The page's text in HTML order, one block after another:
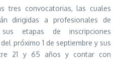
tres convocatorias, las cuales
dirigidas a profesionales de
etapas de inscripciones
próximo 1 de septiembre y sus
21 y 65 años y contar con